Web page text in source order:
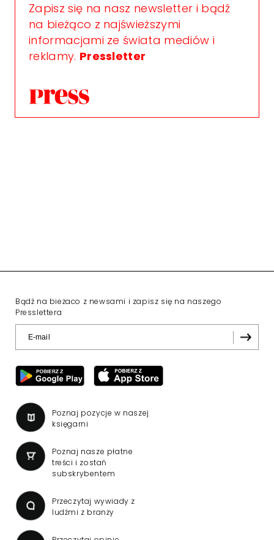
Zapisz się na nasz newsletter i bądź
na bieżąco z najświeższymi
informacjami ze świata mediów i
reklamy. Pressletter
Bądź na bieżaco z newsami i zapisz się na naszego
Presslettera
Poznaj pozycje w naszej
księgarni
Poznaj nasze płatne
treści i zostań
subskrybentem
Przeczytaj wywiady z
ludźmi z branży